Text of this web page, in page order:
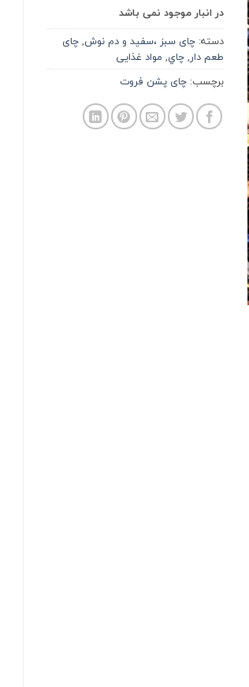
در انبار موجود نمی باشد
دسته: چای سبز ،سفید و دم نوش,چای
طعم دار,چاي, مواد غذایی
برچسب: چای پشن فروت